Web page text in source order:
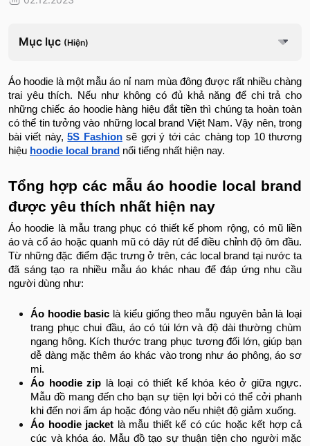
Mục lục (Hiện)
Áo hoodie là một mẫuáo nỉ nam mùa đông được rất nhiều chàng
trai yêu thích. Nếu như không có đủ khả năng để chi trả cho
những chiếc áo hoodie hàng hiệu đắt tiền thì chúng ta hoàn toàn
có thể tin tưởng vào những local brand Việt Nam. Vậy nên, trong
bài viết này,5S Fashionsẽ gợi ý tới các chàng top 10 thương
hiệu hoodie local brand nổi tiếng nhất hiện nay.
Tổng hợp các mẫu áo hoodie local brand
được yêu thích nhất hiện nay
Áo hoodie là mẫu trang phục có thiết kế phom rộng, có mũ liền
áo và cổ áo hoặc quanh mũ có dây rút để điều chỉnh độ ôm đầu.
Từ những đặc điểm đặc trưng ở trên, các local brand tại nước ta
đã sáng tạo ra nhiều mẫu áo khác nhau để đáp ứng nhu cầu
người dùng như:
Áo hoodie basic là kiểu giống theo mẫu nguyên bản là loại
trang phục chui đầu, áo có túi lớn và độ dài thường chùm
ngang hông. Kích thước trang phục tương đối lớn, giúp bạn
dễ dàng mặc thêm áo khác vào trong như áo phông, áo sơ
mi.
Áo hoodie zip
là loại có thiết kế khóa kéo ở giữa ngực.
Mẫu đồ mang đến cho bạn sự tiện lợi bởi có thể cởi phanh
khi đến nơi ấm áp hoặc đóng vào nếu nhiệt độ giảm xuống.
Áo hoodie jacket là mẫu thiết kế có cúc hoặc kết hợp cả
cúc và khóa áo. Mẫu đồ tạo sự thuận tiện cho người mặc